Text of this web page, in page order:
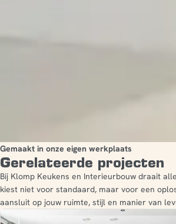
Gemaakt in onze eigen werkplaats
Gerelateerde projecten
Bij Klomp Keukens en Interieurbouw draait
kiest niet voor standaard, maar voor een
aansluit op jouw ruimte, stijl en manier van